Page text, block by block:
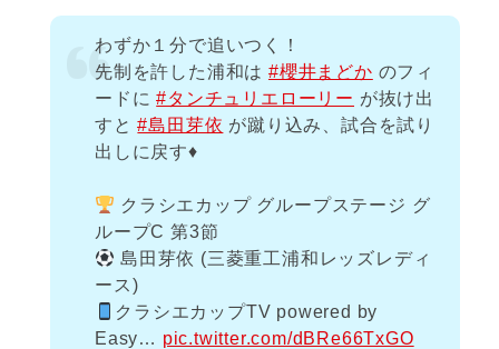
わずか１分で追いつく！
先制を許した浦和は #櫻井まどか のフィ
ードに#タンチュリエローリー が抜け出
すと#島田芽依 が蹴り込み、試合を試り
出しに戻す♦️
クラシエカップ グループステージ グ
ループC 第3節
島田芽依 (三菱重工浦和レッズレディ
ース)
クラシエカップTV powered by
Easy… pic.twitter.com/dBRe66TxGO